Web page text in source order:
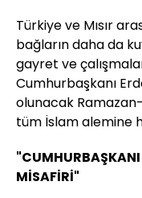
Türkiye ve Mısır
bağların daha da
gayret ve
Cumhurbaşkanı
olunacak
tüm İslam alemine
MİSAFİRİ"